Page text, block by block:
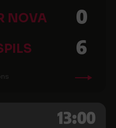
NOVA 0
6
13:00